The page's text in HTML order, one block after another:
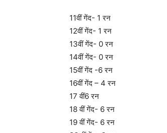
11वीं गेंद- 1 रन
12वीं गेंद- 1 रन
13वीं गेंद- 0 रन
14वीं गेंद- 0 रन
15वीं गेंद -6 रन
16वीं गेंद – 4 रन
17 वीं6 रन
18 वीं गेंद- 6 रन
19 वीं गेंद- 6 रन